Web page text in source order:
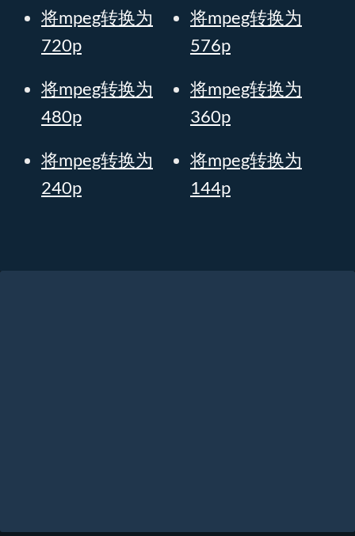
将mpeg转换为
720p
将mpeg转换为
576p
将mpeg转换为
480p
将mpeg转换为
360p
将mpeg转换为
240p
将mpeg转换为
144p